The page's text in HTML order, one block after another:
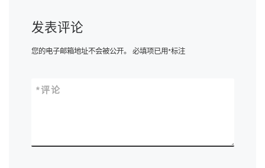
发表评论
您的电子邮箱地址不会被公开。 必填项已用*标注
评论
*